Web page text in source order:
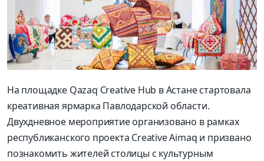
На площадке Qazaq Creative Hub в Астане стартовала
креативная ярмарка Павлодарской области.
Двухдневное мероприятие организовано в рамках
республиканского проекта Creative Aimaq и призвано
познакомить жителей столицы с культурным